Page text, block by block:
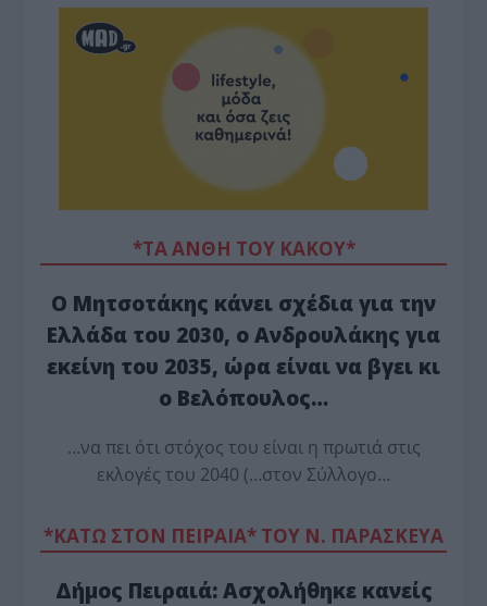
*ΤΑ ΆΝΘΗ ΤΟΥ ΚΑΚΟΎ*
Ο Μητσοτάκης κάνει σχέδια για την
Ελλάδα του 2030, ο Ανδρουλάκης για
εκείνη του 2035, ώρα είναι να βγει κι
ο Βελόπουλος…
…να πει ότι στόχος του είναι η πρωτιά στις
εκλογές του 2040 (…στον Σύλλογο…
*ΚΑΤΩ ΣΤΟΝ ΠΕΙΡΑΙΑ* ΤΟΥ Ν. ΠΑΡΑΣΚΕΥΑ
Δήμος Πειραιά: Ασχολήθηκε κανείς